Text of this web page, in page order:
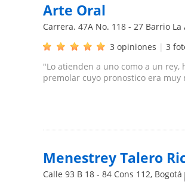
Arte Oral
Carrera. 47A No. 118 - 27 Barrio
3 opiniones | 3
"Lo atienden a uno como a un
premolar cuyo pronostico era
Menestrey Talero
Calle 93 B 18 - 84 Cons 112, Bogotá